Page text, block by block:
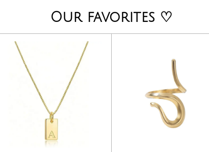
g
r
A
p
Our favorites ♡